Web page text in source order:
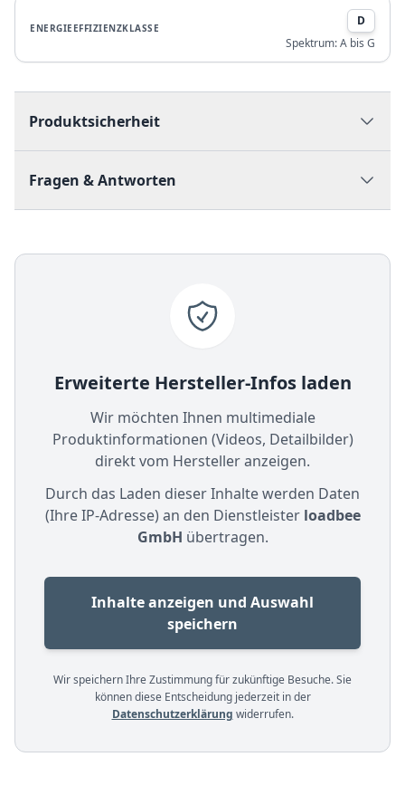
ENERGIEEFFIZIENZKLASSE
D
Spektrum:A bis G
Produktsicherheit
Fragen & Antworten
Erweiterte Hersteller-Infos laden
Wir möchten Ihnen multimediale
Produktinformationen (Videos, Detailbilder)
direkt vom Hersteller anzeigen.
Durch das Laden dieser Inhalte werden Daten
(Ihre IP-Adresse) an den Dienstleister loadbee
GmbH übertragen.
Inhalte anzeigen und Auswahl
speichern
Wir speichern Ihre Zustimmung für zukünftige Besuche. Sie
können diese Entscheidung jederzeit in der
Datenschutzerklärung widerrufen.